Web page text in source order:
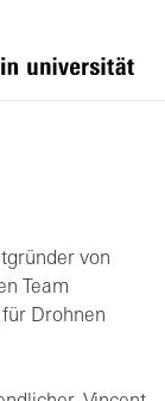
von
Team
Drohnen